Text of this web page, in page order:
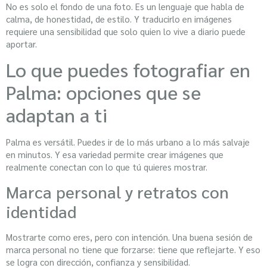
No es solo el fondo de una foto. Es un lenguaje que habla de
calma, de honestidad, de estilo. Y traducirlo en imágenes
requiere una sensibilidad que solo quien lo vive a diario puede
aportar.
Lo que puedes fotografiar en
Palma: opciones que se
adaptan a ti
Palma es versátil. Puedes ir de lo más urbano a lo más salvaje
en minutos. Y esa variedad permite crear imágenes que
realmente conectan con lo que tú quieres mostrar.
Marca personal y retratos con
identidad
Mostrarte como eres, pero con intención. Una buena sesión de
marca personal no tiene que forzarse: tiene que reflejarte. Y eso
se logra con dirección, confianza y sensibilidad.